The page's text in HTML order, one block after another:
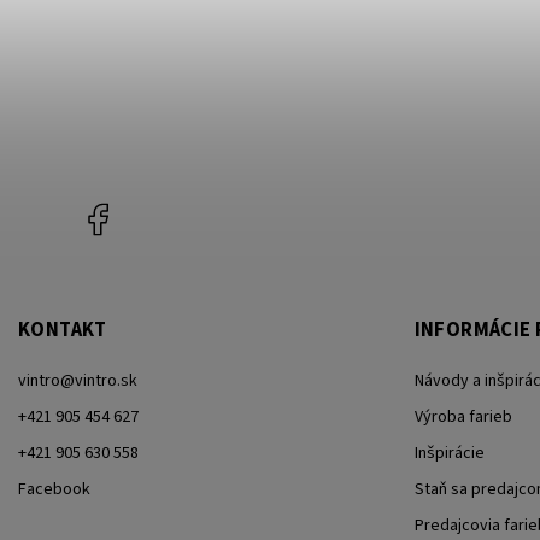
KONTAKT
vintro@vintro.sk
+421 905 454 627
+421 905 630 558
Facebook
INFORMÁCIE
Návody a
Výroba farieb
Inšpirácie
Staň sa
Predajcovia